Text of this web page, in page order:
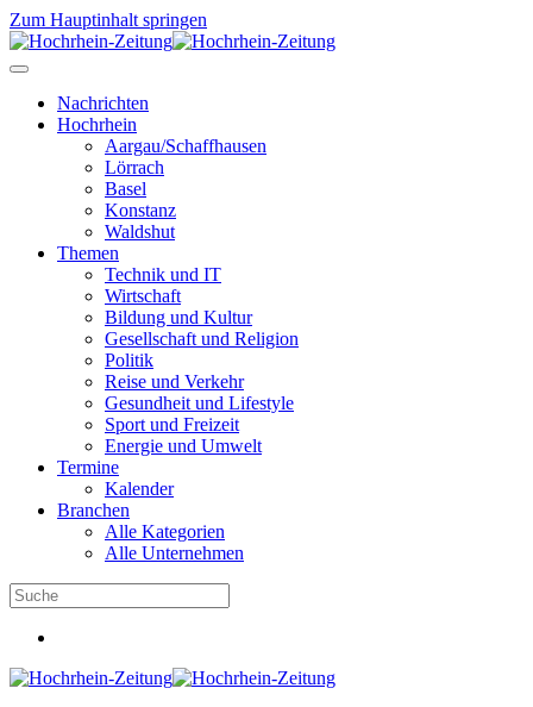
Zum Hauptinhalt springen
Nachrichten
Hochrhein
Aargau/Schaffhausen
Lörrach
Basel
Konstanz
Waldshut
Themen
Technik und IT
Wirtschaft
Bildung und Kultur
Gesellschaft und Religion
Politik
Reise und Verkehr
Gesundheit und Lifestyle
Sport und Freizeit
Energie und Umwelt
Termine
Kalender
Branchen
Alle Kategorien
Alle Unternehmen